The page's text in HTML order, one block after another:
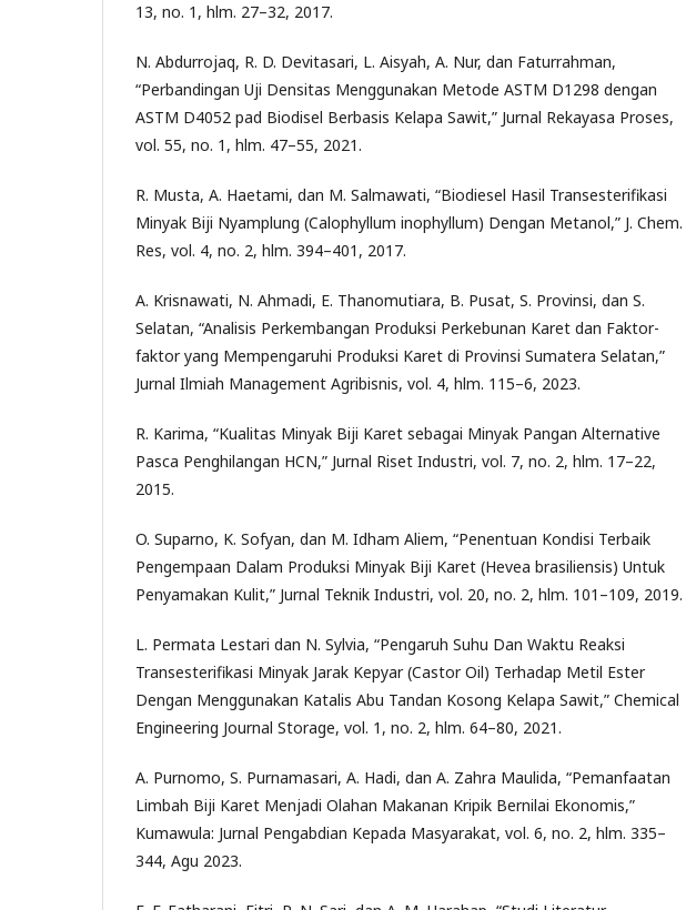
13, no. 1, hlm. 27–32, 2017.
N. Abdurrojaq, R. D. Devitasari, L. Aisyah, A. Nur, dan Faturrahman,
“Perbandingan Uji Densitas Menggunakan Metode ASTM D1298 dengan
ASTM D4052 pad Biodisel Berbasis Kelapa Sawit,” Jurnal Rekayasa Proses,
vol. 55, no. 1, hlm. 47–55, 2021.
R. Musta, A. Haetami, dan M. Salmawati, “Biodiesel Hasil Transesterifikasi
Minyak Biji Nyamplung (Calophyllum inophyllum) Dengan Metanol,” J. Chem.
Res, vol. 4, no. 2, hlm. 394–401, 2017.
A. Krisnawati, N. Ahmadi, E. Thanomutiara, B. Pusat, S. Provinsi, dan S.
Selatan, “Analisis Perkembangan Produksi Perkebunan Karet dan Faktor-
faktor yang Mempengaruhi Produksi Karet di Provinsi Sumatera Selatan,”
Jurnal Ilmiah Management Agribisnis, vol. 4, hlm. 115–6, 2023.
R. Karima, “Kualitas Minyak Biji Karet sebagai Minyak Pangan Alternative
Pasca Penghilangan HCN,” Jurnal Riset Industri, vol. 7, no. 2, hlm. 17–22,
2015.
O. Suparno, K. Sofyan, dan M. Idham Aliem, “Penentuan Kondisi Terbaik
Pengempaan Dalam Produksi Minyak Biji Karet (Hevea brasiliensis) Untuk
Penyamakan Kulit,” Jurnal Teknik Industri, vol. 20, no. 2, hlm. 101–109, 2019.
L. Permata Lestari dan N. Sylvia, “Pengaruh Suhu Dan Waktu Reaksi
Transesterifikasi Minyak Jarak Kepyar (Castor Oil) Terhadap Metil Ester
Dengan Menggunakan Katalis Abu Tandan Kosong Kelapa Sawit,” Chemical
Engineering Journal Storage, vol. 1, no. 2, hlm. 64–80, 2021.
A. Purnomo, S. Purnamasari, A. Hadi, dan A. Zahra Maulida, “Pemanfaatan
Limbah Biji Karet Menjadi Olahan Makanan Kripik Bernilai Ekonomis,”
Kumawula: Jurnal Pengabdian Kepada Masyarakat, vol. 6, no. 2, hlm. 335–
344, Agu 2023.